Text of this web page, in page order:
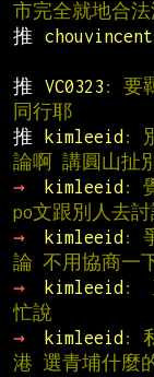
市完全就地合
推
chouvincent
推
VC0323 : 要
同行耶
推
kimleeid :
論啊 講圓山扯
→
kimleeid :
po文跟別人去討
→
kimleeid :
論 不用協商一
→
kimleeid :
忙說
→
kimleeid :
港 選青埔什麼